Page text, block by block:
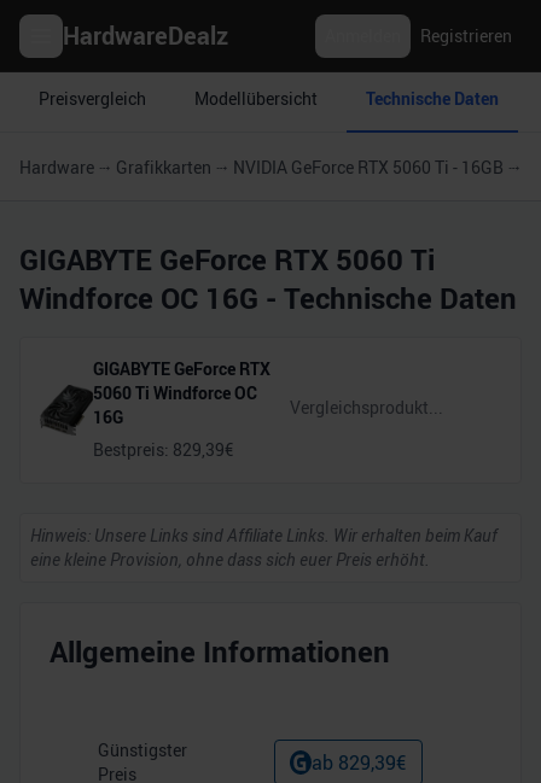
HardwareDealz Registrieren
Preisvergleich Modellübersicht Technische Daten
Hardware Grafikkarten NVIDIA GeForce RTX 5060 Ti - 16GB
GIGABYTE GeForce RTX 5060 Ti
Windforce OC 16G - Technische Daten
GIGABYTE GeForce RTX
5060 Ti Windforce OC
16G
Bestpreis: 829,39€
Hinweis: Unsere Links sind Affiliate Links. Wir erhalten beim Kauf
eine kleine Provision, ohne dass sich euer Preis erhöht.
Allgemeine Informationen
Günstigster
Preis
ab 829,39€